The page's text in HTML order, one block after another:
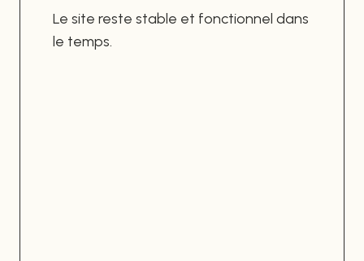
Le site reste stable et fonctionnel dans
le temps.